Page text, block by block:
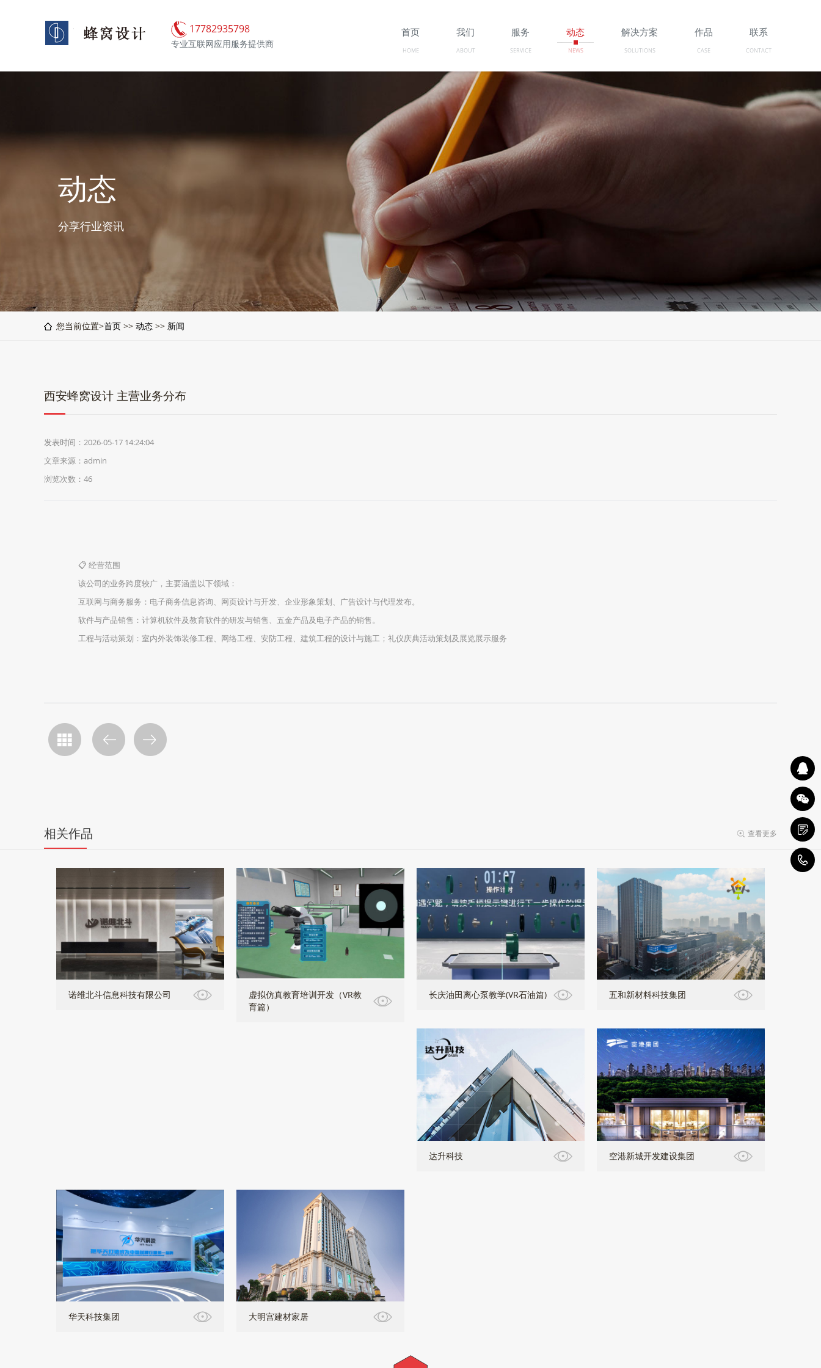
17782935798
专业互联网应用服务提供商
首页
HOME
我们
ABOUT
服务
SERVICE
动态
NEWS
解决方案
SOLUTIONS
作品
CASE
联系
CONTACT
动态
分享行业资讯
您当前位置>首页 >> 动态 >> 新闻
西安蜂窝设计 主营业务分布
发表时间：2026-05-17 14:24:04
文章来源：admin
浏览次数：46
📋 经营范围
该公司的业务跨度较广，主要涵盖以下领域：
互联网与商务服务：电子商务信息咨询、网页设计与开发、企业形象策划、广告设计与代理发布。
软件与产品销售：计算机软件及教育软件的研发与销售、五金产品及电子产品的销售。
工程与活动策划：室内外装饰装修工程、网络工程、安防工程、建筑工程的设计与施工；礼仪庆典活动策划及展览展示服务
相关作品 查看更多
诺维北斗信息科技有限公司
虚拟仿真教育培训开发（VR教
育篇）
长庆油田离心泵教学(VR石油篇) 五和新材料科技集团
达升科技 空港新城开发建设集团
华天科技集团 大明宫建材家居